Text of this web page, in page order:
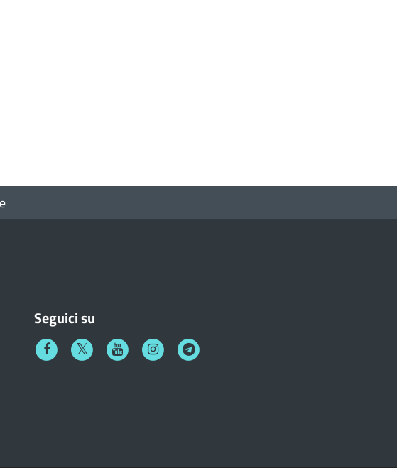
Seguici su
FacebookTwitter YoutubeInstagramTelegram